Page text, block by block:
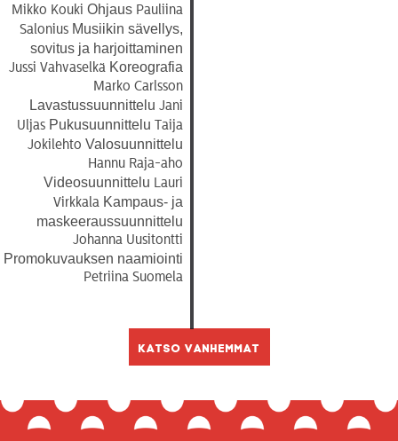
Mikko KoukiOhjaus Pauliina
Salonius Musiikin sävellys,
sovitus ja harjoittaminen
Jussi Vahvaselkä Koreografia
Marko Carlsson
LavastussuunnitteluJani
Uljas PukusuunnitteluTaija
JokilehtoValosuunnittelu
Hannu Raja-aho
Videosuunnittelu
Lauri
Virkkala Kampaus- ja
maskeeraussuunnittelu
Johanna Uusitontti
Promokuvauksen naamiointi
Petriina Suomela
Katso vanhemmat